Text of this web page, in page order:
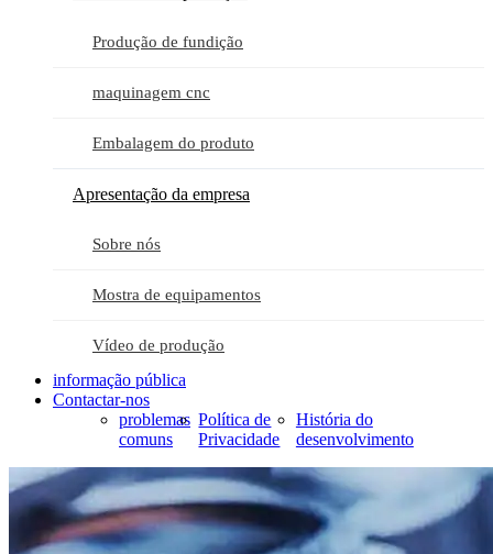
Produção de fundição
maquinagem cnc
Embalagem do produto
Apresentação da empresa
Sobre nós
Mostra de equipamentos
Vídeo de produção
informação pública
Contactar-nos
problemas
comuns
Política de
Privacidade
História do
desenvolvimento